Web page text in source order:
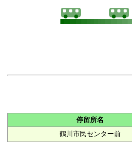
停留所名
鶴川市民センター前